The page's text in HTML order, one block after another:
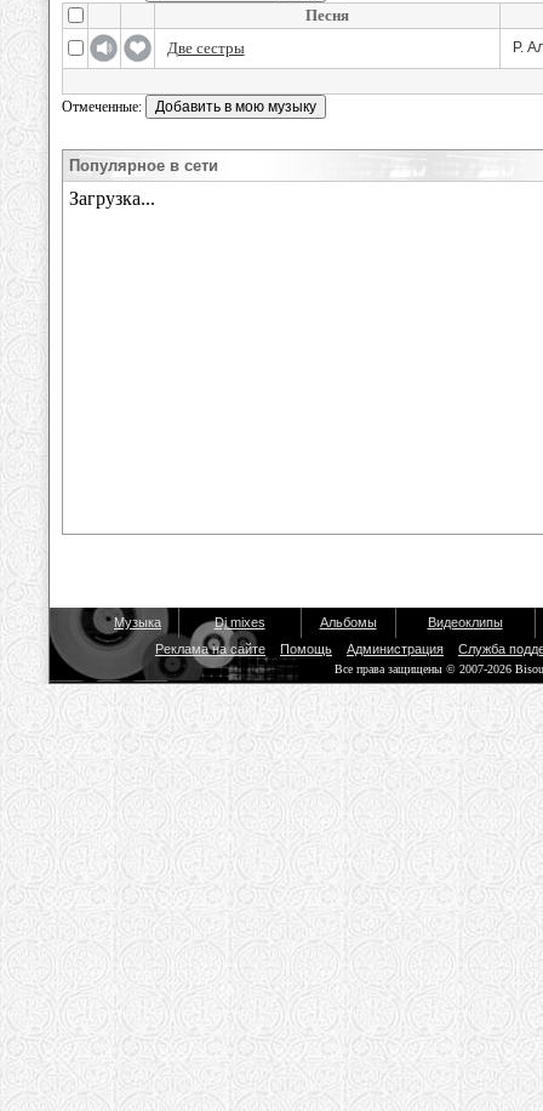
Песня
Две сестры
Р.
Отмеченные:
Популярное в сети
Музыка Dj mixes Альбомы
Видеоклипы
Реклама на сайте
Помощь Администрация Служба
Все права защищены © 2007-2026